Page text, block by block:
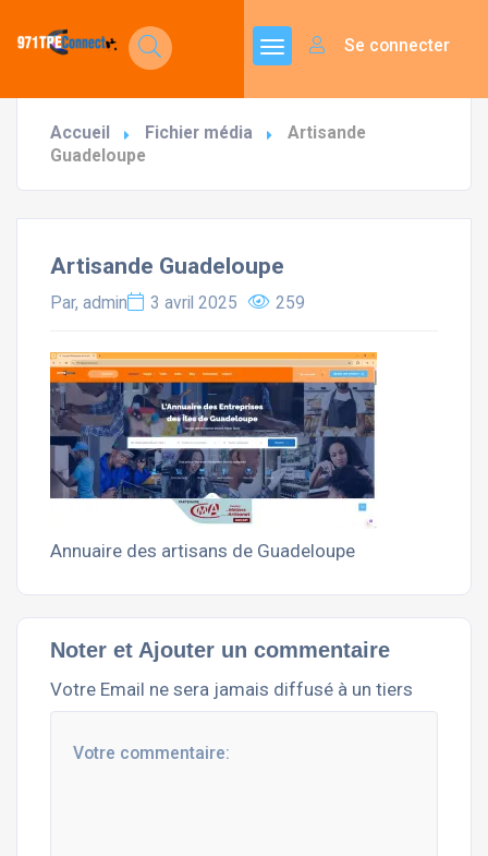
Se connecter
Accueil Fichier média
Artisande
Guadeloupe
Artisande Guadeloupe
Par, admin 3 avril 2025 259
Annuaire des artisans de Guadeloupe
Noter et Ajouter un commentaire
Votre Email ne sera jamais diffusé à un tiers